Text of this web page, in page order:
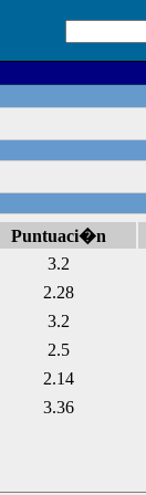
Puntuaci�n
3.2
2.28
3.2
2.5
2.14
3.36